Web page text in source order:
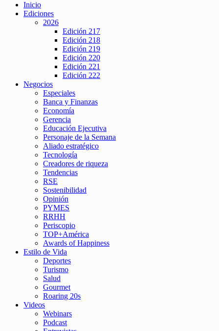
Inicio
Ediciones
2026
Edición 217
Edición 218
Edición 219
Edición 220
Edición 221
Edición 222
Negocios
Especiales
Banca y Finanzas
Economía
Gerencia
Educación Ejecutiva
Personaje de la Semana
Aliado estratégico
Tecnología
Creadores de riqueza
Tendencias
RSE
Sostenibilidad
Opinión
PYMES
RRHH
Periscopio
TOP+América
Awards of Happiness
Estilo de Vida
Deportes
Turismo
Salud
Gourmet
Roaring 20s
Videos
Webinars
Podcast